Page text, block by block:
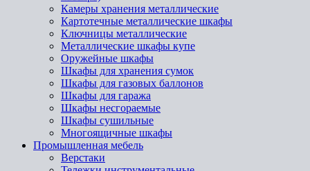
Камеры хранения металлические
Картотечные металлические шкафы
Ключницы металлические
Металлические шкафы купе
Оружейные шкафы
Шкафы для хранения сумок
Шкафы для газовых баллонов
Шкафы для гаража
Шкафы несгораемые
Шкафы сушильные
Многоящичные шкафы
Промышленная мебель
Верстаки